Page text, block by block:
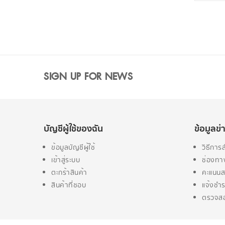
SIGN UP FOR NEWS
บัญชีผู้ใช้ของฉัน
ข้อมูลบัญชีผู้ใช้
เข้าสู่ระบบ
ตะกร้าสินค้า
สินค้าที่ชอบ
ข้อมูลข่
วิธีการ
ช่องทา
คะแนน
แจ้งชำ
ตรวจส